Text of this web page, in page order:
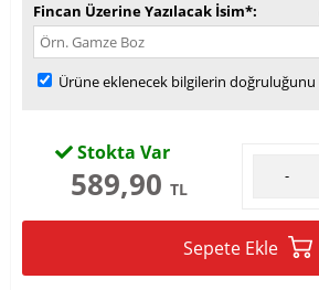
Fincan Üzerine Yazılacak İsim*
Ürüne eklenecek bilgilerin
Stokta Var
589,90 TL
-
Sepete Ekle